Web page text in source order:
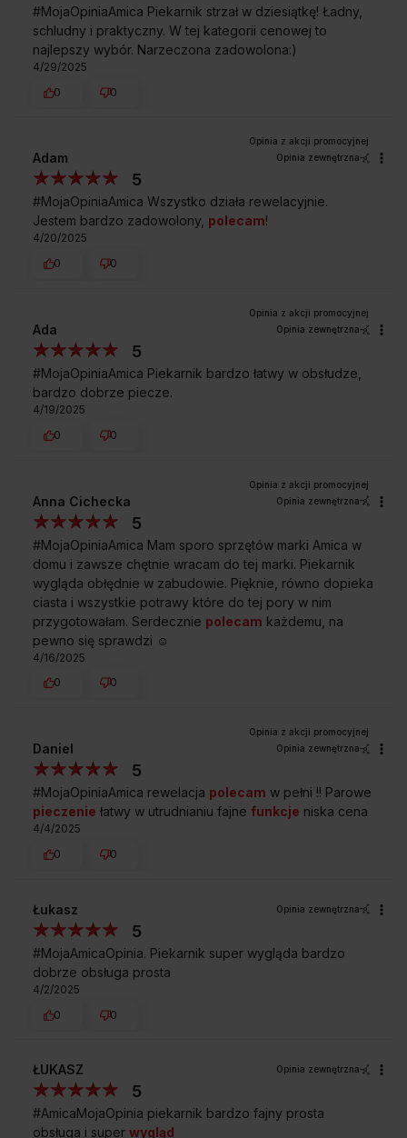
Co ile cykli ten piekarnik powinien być
odkamieniany?
Ile wody należy wlać w zagłębienie na dnie
komory tego piekarnika?
Czy ten piekarnik ma opcję ustawienia
czasu pieczenia?
Darmowa dostawa
z wniesieniem
Wybór daty i godziny
dostawy
urządzenia
Darmowy odbiór
zużytego sprzętu
2 lata gwarancji
producenta
#MojaOpiniaAmica Piekarnik strzał w dziesiątkę! Ładny,
schludny i praktyczny. W tej kategorii cenowej to
najlepszy wybór. Narzeczona zadowolona:)
4/29/2025
0
0
Adam Opinia zewnętrzna
5
#MojaOpiniaAmica Wszystko działa rewelacyjnie.
Jestem bardzo zadowolony, polecam!
4/20/2025
0
0
Ada Opinia zewnętrzna
5
#MojaOpiniaAmica Piekarnik bardzo łatwy w obsłudze,
bardzo dobrze piecze.
4/19/2025
0
0
Anna Cichecka Opinia zewnętrzna
5
#MojaOpiniaAmica Mam sporo sprzętów marki Amica w
domu i zawsze chętnie wracam do tej marki. Piekarnik
wygląda obłędnie w zabudowie. Pięknie, równo dopieka
ciasta i wszystkie potrawy które do tej pory w nim
przygotowałam. Serdecznie polecam każdemu, na
pewno się sprawdzi ☺️
4/16/2025
0
0
Daniel Opinia zewnętrzna
5
#MojaOpiniaAmica rewelacja polecam w pełni !! Parowe
pieczenie łatwy w utrudnianiu fajne funkcje niska cena
4/4/2025
0
0
Łukasz Opinia zewnętrzna
5
#MojaAmicaOpinia. Piekarnik super wygląda bardzo
dobrze obsługa prosta
4/2/2025
0
0
ŁUKASZ Opinia zewnętrzna
5
#AmicaMojaOpinia piekarnik bardzo fajny prosta
obsługa i super wygląd